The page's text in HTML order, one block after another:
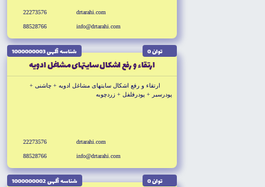
drtarahi.com
info@drtarahi.com
22273576
88528766
توان 0 شناسه آگهى 1000000003
ارتقاء و رفع اشکال سايتهاى مشاغل ادويه
ارتقاء و رفع اشکال سايتهاى مشاغل ادويه + چاشنى +
پودرسير + پودرفلفل + زردچوبه
drtarahi.com
info@drtarahi.com
22273576
88528766
توان 0 شناسه آگهى 1000000002